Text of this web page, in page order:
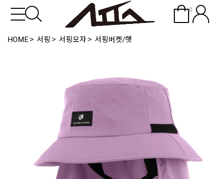
0
HOME 서핑 서핑모자 서핑버켓/햇